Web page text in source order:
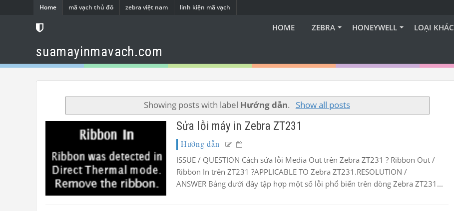
Home mã vạch thủ đô zebra việt nam linh kiện mã vạch
suamayinmavach.com
HOME ZEBRA HONEYWELL LOẠI KHÁC
Showing posts with label Hướng dẫn. Show all posts
Sửa lỗi máy in Zebra ZT231
Hướng dẫn
ISSUE / QUESTION Cách sửa lỗi Media Out trên Zebra ZT231 ? Ribbon Out /
Ribbon In trên ZT231 ?APPLICABLE TO Zebra ZT231.RESOLUTION /
ANSWER Bảng dưới đây tập hợp một số lỗi phổ biến trên dòng Zebra ZT231...